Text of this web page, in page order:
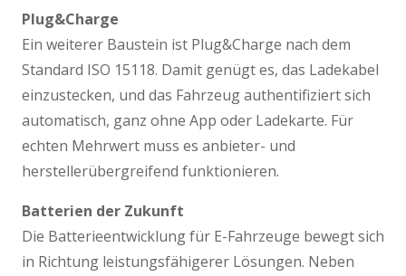
Plug&Charge
Ein weiterer Baustein ist Plug&Charge nach dem
Standard ISO 15118. Damit genügt es, das Ladekabel
einzustecken, und das Fahrzeug authentifiziert sich
automatisch, ganz ohne App oder Ladekarte. Für
echten Mehrwert muss es anbieter- und
herstellerübergreifend funktionieren.
Batterien der Zukunft
Die Batterieentwicklung für E-Fahrzeuge bewegt sich
in Richtung leistungsfähigerer Lösungen. Neben